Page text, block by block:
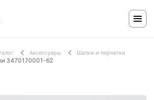
Аксессуары Шапки и перчатки
3470170001-62